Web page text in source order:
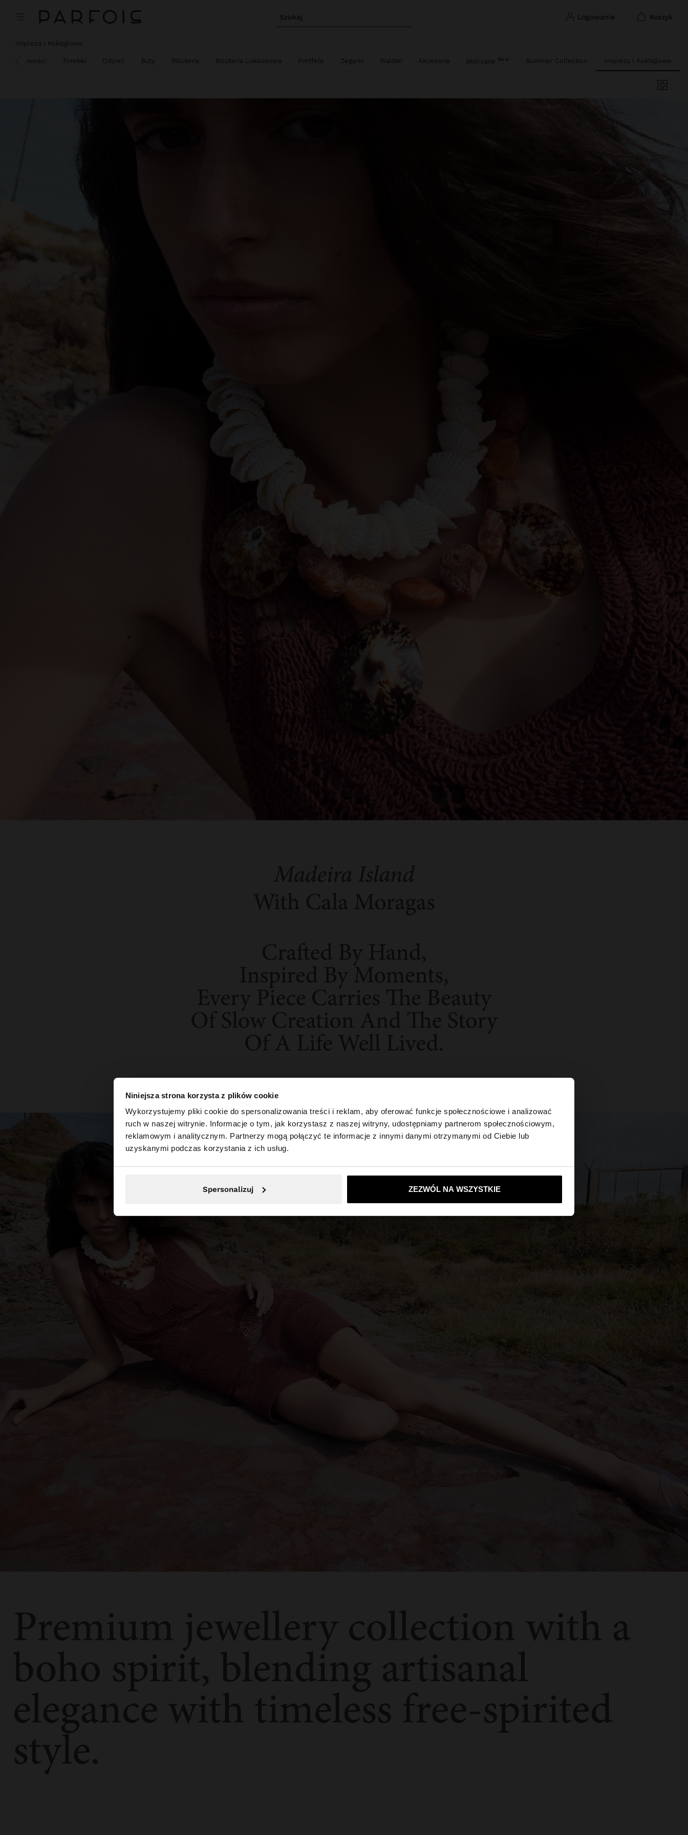
Niniejsza strona korzysta z plików cookie
Wykorzystujemy pliki cookie do spersonalizowania treści i reklam, aby oferować funkcje społecznościowe i analizować
ruch w naszej witrynie. Informacje o tym, jak korzystasz z naszej witryny, udostępniamy partnerom społecznościowym,
reklamowym i analitycznym. Partnerzy mogą połączyć te informacje z innymi danymi otrzymanymi od Ciebie lub
uzyskanymi podczas korzystania z ich usług.
Spersonalizuj ZEZWÓL NA WSZYSTKIE
Szukaj logowanie koszyk
witaj ×
Odwiedzasz stronę z Polska. Czy chcesz przeglądać naszą stronę United States?
Nie, zostań w Polska Tak, zabierz mnie do United States
Impreza I Koktajlowe
Nowości Torebki Odzież Buty Biżuteria Biżuteria Luksusowa Portfele Zegarki Walizki Akcesoria Skórzane New Summer Collection Impreza I Koktajlowe